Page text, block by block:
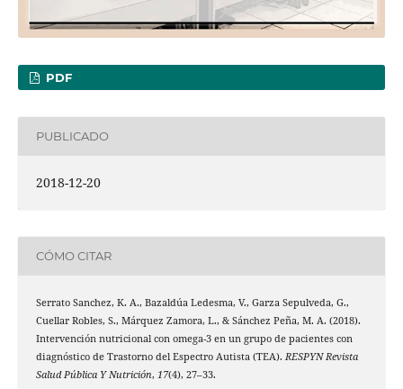
PDF
PUBLICADO
2018-12-20
CÓMO CITAR
Serrato Sanchez, K. A., Bazaldúa Ledesma, V., Garza Sepulveda, G.,
Cuellar Robles, S., Márquez Zamora, L., & Sánchez Peña, M. A. (2018).
Intervención nutricional con omega-3 en un grupo de pacientes con
diagnóstico de Trastorno del Espectro Autista (TEA). RESPYN Revista
Salud Pública Y Nutrición, 17(4), 27–33.